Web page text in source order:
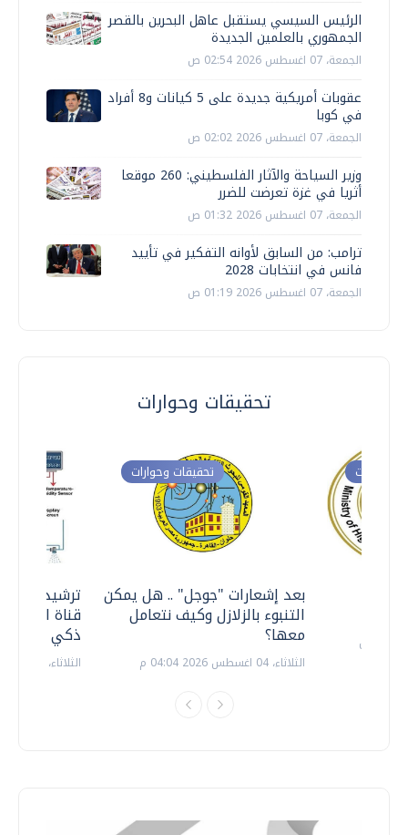
الرئيس السيسي يستقبل عاهل البحرين بالقصر
الجمهوري بالعلمين الجديدة
الجمعة، 07 اغسطس 2026 02:54 ص
عقوبات أمريكية جديدة على 5 كيانات و8 أفراد
في كوبا
الجمعة، 07 اغسطس 2026 02:02 ص
وزير السياحة والآثار الفلسطيني: 260 موقعا
أثريا في غزة تعرضت للضرر
الجمعة، 07 اغسطس 2026 01:32 ص
ترامب: من السابق لأوانه التفكير في تأييد
فانس في انتخابات 2028
الجمعة، 07 اغسطس 2026 01:19 ص
تحقيقات وحوارات
ترشيدا
قناة
ذكي
الثلاثاء، 14 يوليو 2026 06:11 م
تحقيقات وحوارات
بعد إشعارات "جوجل" .. هل يمكن
التنبوء بالزلازل وكيف نتعامل
معها؟
الثلاثاء، 04 اغسطس 2026 04:04 م
وحوارات